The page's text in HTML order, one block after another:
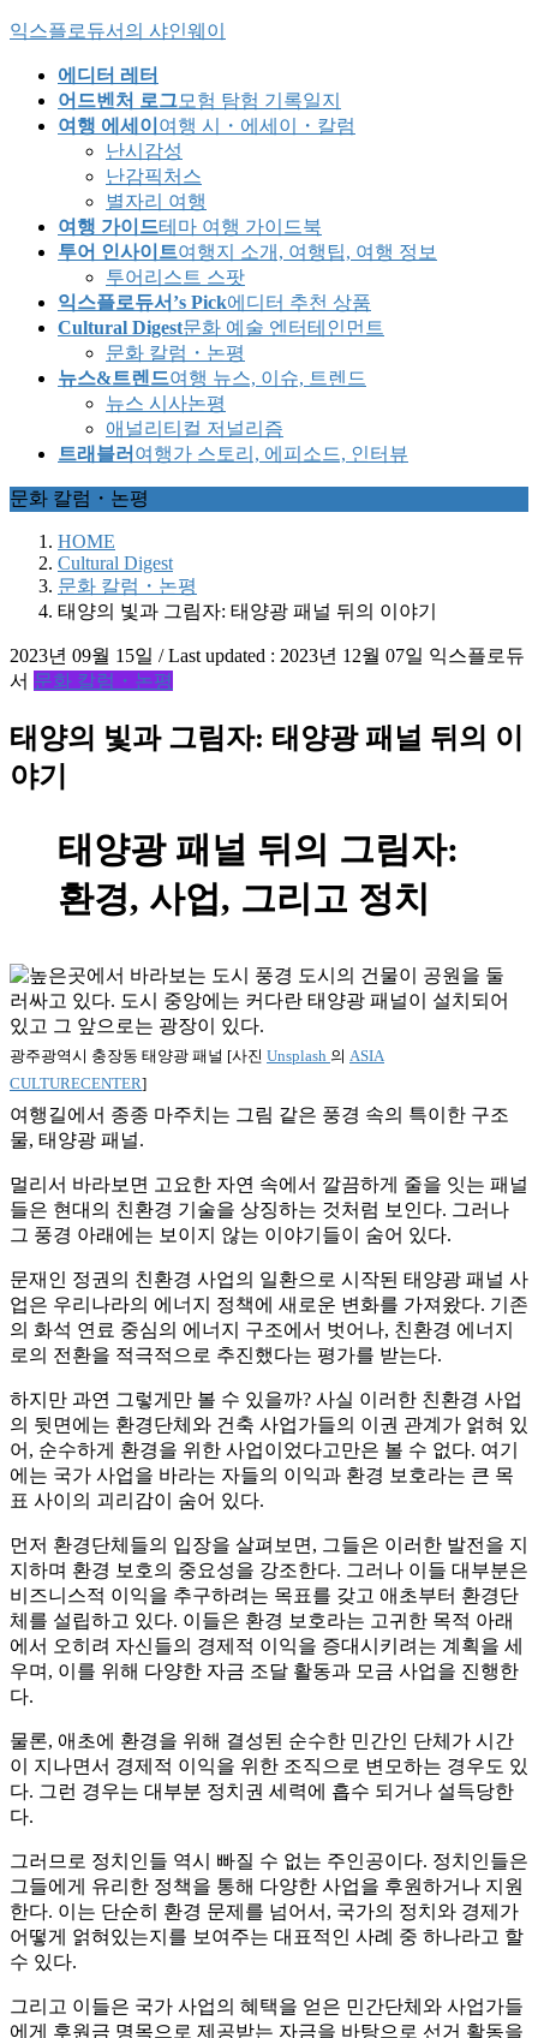
Skip
content
Skip
Navigation
익스플로듀서의 샤인웨이
에디터 레터
어드벤처 로그모험 탐험 기록일지
여행 에세이 여행 시・에세이・칼럼
난시감성
난감픽처스
별자리 여행
여행 가이드테마 여행 가이드북
투어 인사이트여행지 소개, 여행팁, 여행 정보
투어리스트 스팟
익스플로듀서’s Pick에디터 추천 상품
Cultural Digest문화 예술 엔터테인먼트
문화 칼럼・논평
뉴스&트렌드여행 뉴스, 이슈, 트렌드
뉴스 시사논평
애널리티컬 저널리즘
트래블러 여행가 스토리, 에피소드, 인터뷰
문화 칼럼・논평
HOME
Cultural Digest
문화 칼럼・논평
태양의 빛과 그림자: 태양광 패널 뒤의 이야기
2023년 09월 15일 / Last updated : 2023년 12월 07일 익스플로듀
서 문화 칼럼・논평
태양의 빛과 그림자: 태양광 패널 뒤의 이
야기
태양광 패널 뒤의 그림자:
환경, 사업, 그리고 정치
광주광역시 충장동 태양광 패널 [사진 Unsplash 의 ASIA
CULTURECENTER]
여행길에서 종종 마주치는 그림 같은 풍경 속의 특이한 구조
물, 태양광 패널.
멀리서 바라보면 고요한 자연 속에서 깔끔하게 줄을 잇는 패널
들은 현대의 친환경 기술을 상징하는 것처럼 보인다. 그러나
그 풍경 아래에는 보이지 않는 이야기들이 숨어 있다.
문재인 정권의 친환경 사업의 일환으로 시작된 태양광 패널 사
업은 우리나라의 에너지 정책에 새로운 변화를 가져왔다. 기존
의 화석 연료 중심의 에너지 구조에서 벗어나, 친환경 에너지
로의 전환을 적극적으로 추진했다는 평가를 받는다.
하지만 과연 그렇게만 볼 수 있을까? 사실 이러한 친환경 사업
의 뒷면에는 환경단체와 건축 사업가들의 이권 관계가 얽혀 있
어, 순수하게 환경을 위한 사업이었다고만은 볼 수 없다. 여기
에는 국가 사업을 바라는 자들의 이익과 환경 보호라는 큰 목
표 사이의 괴리감이 숨어 있다.
먼저 환경단체들의 입장을 살펴보면, 그들은 이러한 발전을 지
지하며 환경 보호의 중요성을 강조한다. 그러나 이들 대부분은
비즈니스적 이익을 추구하려는 목표를 갖고 애초부터 환경단
체를 설립하고 있다. 이들은 환경 보호라는 고귀한 목적 아래
에서 오히려 자신들의 경제적 이익을 증대시키려는 계획을 세
우며, 이를 위해 다양한 자금 조달 활동과 모금 사업을 진행한
다.
물론, 애초에 환경을 위해 결성된 순수한 민간인 단체가 시간
이 지나면서 경제적 이익을 위한 조직으로 변모하는 경우도 있
다. 그런 경우는 대부분 정치권 세력에 흡수 되거나 설득당한
다.
그러므로 정치인들 역시 빠질 수 없는 주인공이다. 정치인들은
그들에게 유리한 정책을 통해 다양한 사업을 후원하거나 지원
한다. 이는 단순히 환경 문제를 넘어서, 국가의 정치와 경제가
어떻게 얽혀있는지를 보여주는 대표적인 사례 중 하나라고 할
수 있다.
그리고 이들은 국가 사업의 혜택을 얻은 민간단체와 사업가들
에게 후원금 명목으로 제공받는 자금을 바탕으로 선거 활동을